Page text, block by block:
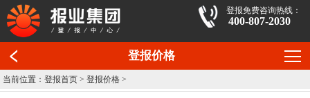
登报免费咨询热线：
400-807-2030
登报价格
当前位置：登报首页 >登报价格 >